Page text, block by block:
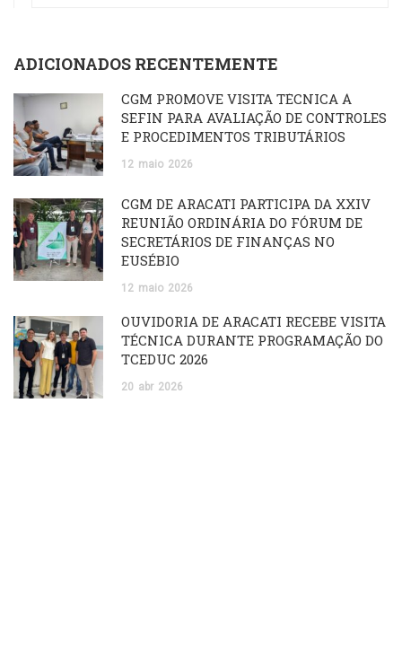
ADICIONADOS RECENTEMENTE
CGM PROMOVE VISITA TÉCNICA À
SEFIN PARA AVALIAÇÃO DE CONTROLES
E PROCEDIMENTOS TRIBUTÁRIOS
12 maio 2026
CGM DE ARACATI PARTICIPA DA XXIV
REUNIÃO ORDINÁRIA DO FÓRUM DE
SECRETÁRIOS DE FINANÇAS NO
EUSÉBIO
12 maio 2026
OUVIDORIA DE ARACATI RECEBE VISITA
TÉCNICA DURANTE PROGRAMAÇÃO DO
TCEDUC 2026
20 abr 2026